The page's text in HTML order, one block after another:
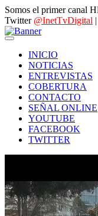
Somos el primer canal
Twitter @InetTvDigital
INICIO
NOTICIAS
ENTREVISTAS
COBERTURA
CONTACTO
SEÑAL ONLINE
YOUTUBE
FACEBOOK
TWITTER